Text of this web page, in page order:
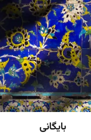
بایگانی